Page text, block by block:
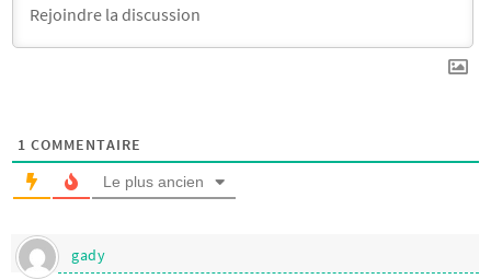
1 COMMENTAIRE
Le plus ancien
gady